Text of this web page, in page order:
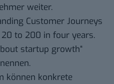
weiter.
Customer Journeys
20 to 200 in four years.
startup growth“
können konkrete